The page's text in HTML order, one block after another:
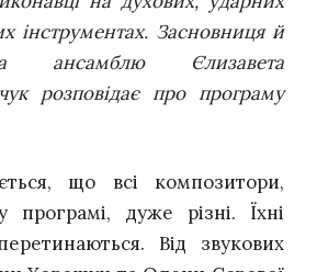
інструментах. Засновниця й
ансамблю Єлизавета
розповідає про програму
що всі композитори,
програмі, дуже різні. Їхні
Від звукових